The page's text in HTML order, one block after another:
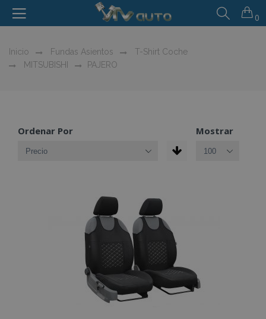
0
Inicio Fundas Asientos
T-Shirt Coche
MITSUBISHI
PAJERO
Ordenar Por Mostrar